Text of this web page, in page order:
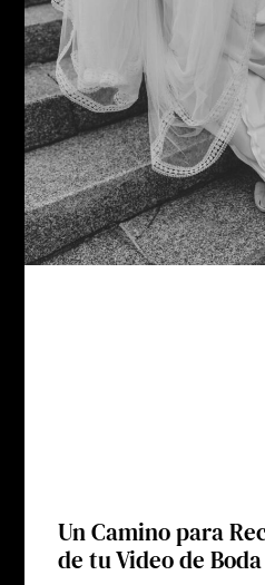
Un Camino para
de tu Video de Boda